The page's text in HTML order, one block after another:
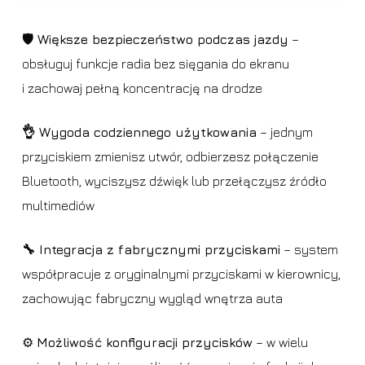
🛡️ Większe bezpieczeństwo podczas jazdy –
obsługuj funkcje radia bez sięgania do ekranu
i zachowaj pełną koncentrację na drodze
👌 Wygoda codziennego użytkowania – jednym
przyciskiem zmienisz utwór, odbierzesz połączenie
Bluetooth, wyciszysz dźwięk lub przełączysz źródło
multimediów
🔧 Integracja z fabrycznymi przyciskami – system
współpracuje z oryginalnymi przyciskami w kierownicy,
zachowując fabryczny wygląd wnętrza auta
⚙️ Możliwość konfiguracji przycisków– w wielu